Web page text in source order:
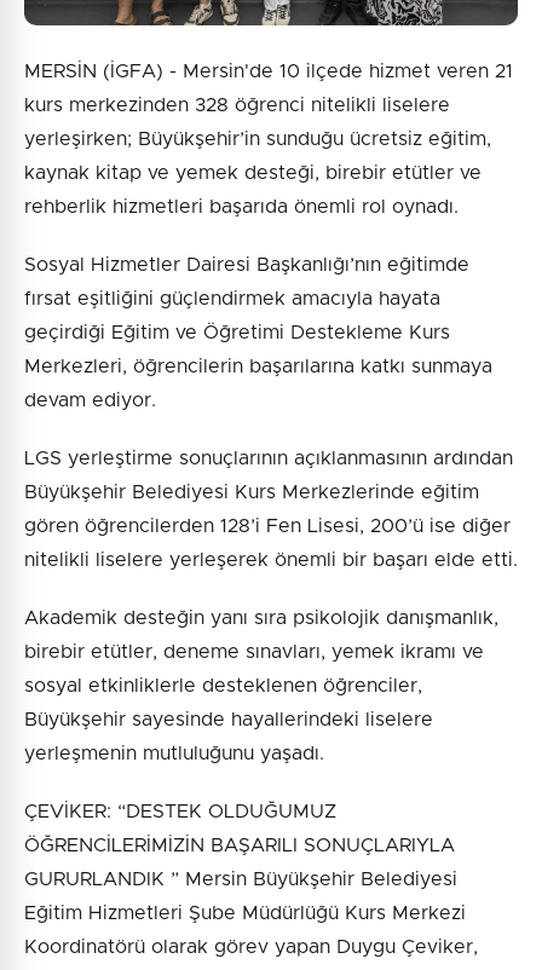
MERSİN (İGFA) - Mersin'de 10 ilçede hizmet veren 21
kurs merkezinden 328 öğrenci nitelikli liselere
yerleşirken; Büyükşehir’in sunduğu ücretsiz eğitim,
kaynak kitap ve yemek desteği, birebir etütler ve
rehberlik hizmetleri başarıda önemli rol oynadı.
Sosyal Hizmetler Dairesi Başkanlığı’nın eğitimde
fırsat eşitliğini güçlendirmek amacıyla hayata
geçirdiği Eğitim ve Öğretimi Destekleme Kurs
Merkezleri, öğrencilerin başarılarına katkı sunmaya
devam ediyor.
LGS yerleştirme sonuçlarının açıklanmasının ardından
Büyükşehir Belediyesi Kurs Merkezlerinde eğitim
gören öğrencilerden 128’i Fen Lisesi, 200’ü ise diğer
nitelikli liselere yerleşerek önemli bir başarı elde etti.
Akademik desteğin yanı sıra psikolojik danışmanlık,
birebir etütler, deneme sınavları, yemek ikramı ve
sosyal etkinliklerle desteklenen öğrenciler,
Büyükşehir sayesinde hayallerindeki liselere
yerleşmenin mutluluğunu yaşadı.
ÇEVİKER: “DESTEK OLDUĞUMUZ
ÖĞRENCİLERİMİZİN BAŞARILI SONUÇLARIYLA
GURURLANDIK ” Mersin Büyükşehir Belediyesi
Eğitim Hizmetleri Şube Müdürlüğü Kurs Merkezi
Koordinatörü olarak görev yapan Duygu Çeviker,